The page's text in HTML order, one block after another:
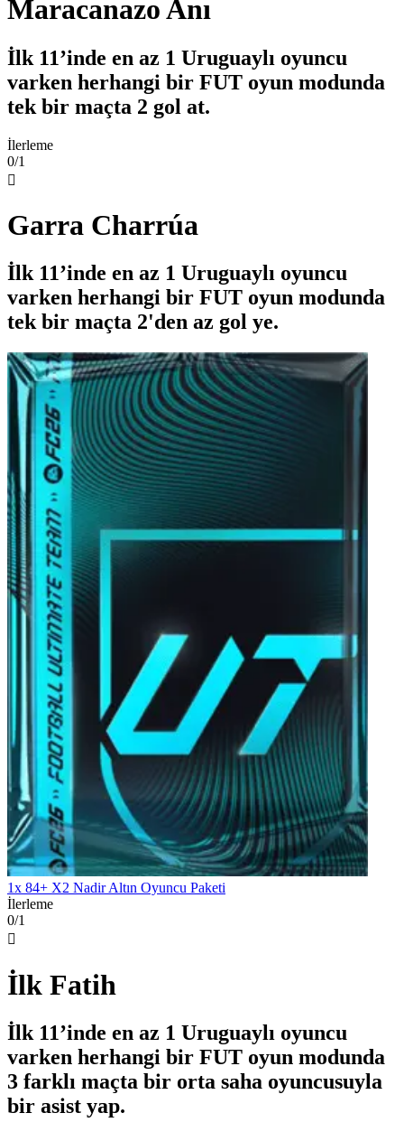
Maracanazo Anı
İlk 11’inde en az 1 Uruguaylı oyuncu
varken herhangi bir FUT oyun modunda
tek bir maçta 2 gol at.
İlerleme
0/1

Garra Charrúa
İlk 11’inde en az 1 Uruguaylı oyuncu
varken herhangi bir FUT oyun modunda
tek bir maçta 2'den az gol ye.
1x 84+ X2 Nadir Altın Oyuncu Paketi
İlerleme
0/1

İlk Fatih
İlk 11’inde en az 1 Uruguaylı oyuncu
varken herhangi bir FUT oyun modunda
3 farklı maçta bir orta saha oyuncusuyla
bir asist yap.